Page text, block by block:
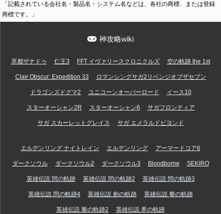
「記載されている会社名・製品名・システム名などは、各社の商標、または登録
商標です。」
神攻略wiki
亰都ザナドゥ 仁王3 FFT イヴァリースクロニクルズ 空の軌跡 the 1st
Clair Obscur: Expedition 33 ロマンシングサガ2リベンジオブザセブン
ドラゴンズドグマ2 ユニコーンオーバーロード イース10
スターオーシャン2R スターオーシャン6 サガフロンティア
サガ スカーレットグレイス サガ エメラルドビヨンド
エルデンリング ナイトレイン エルデンリング アーマードコア6
ダークソウル ダークソウル2 ダークソウル3 Bloodborne SEKIRO
英雄伝説 閃の軌跡 英雄伝説 閃の軌跡2 英雄伝説 閃の軌跡3
英雄伝説 閃の軌跡4 英雄伝説 創の軌跡 英雄伝説 黎の軌跡
英雄伝説 黎の軌跡2 英雄伝説 界の軌跡